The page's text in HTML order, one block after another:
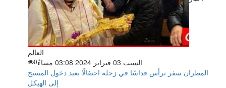
العالم
السبت 03 فبراير 2024 03:08 مساءً
0
المطران سفر ترأس قداسًا في زحلة احتفالًا بعيد دخول المسيح
إلى الهيكل